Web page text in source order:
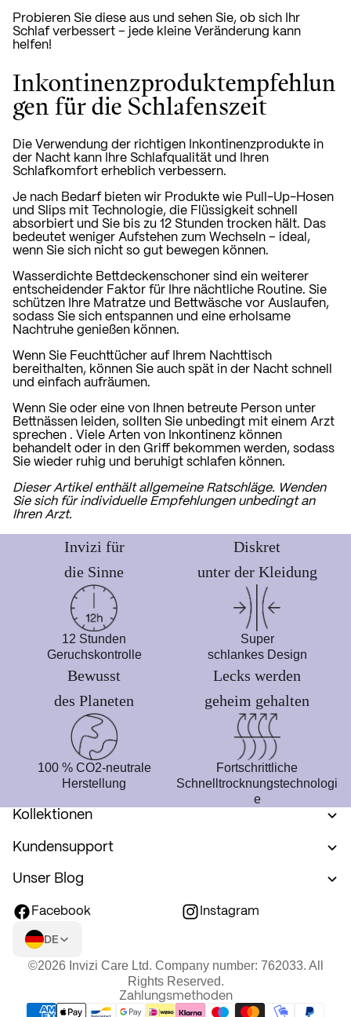
Probieren Sie diese aus und sehen Sie, ob sich Ihr
Schlaf verbessert – jede kleine Veränderung kann
helfen!
Inkontinenzproduktempfehlun
gen für die Schlafenszeit
Die Verwendung der richtigen Inkontinenzprodukte in
der Nacht kann Ihre Schlafqualität und Ihren
Schlafkomfort erheblich verbessern.
Je nach Bedarf bieten wir Produkte wie Pull-Up-Hosen
und Slips mit Technologie, die Flüssigkeit schnell
absorbiert und Sie bis zu 12 Stunden trocken hält. Das
bedeutet weniger Aufstehen zum Wechseln – ideal,
wenn Sie sich nicht so gut bewegen können.
Wasserdichte Bettdeckenschoner sind ein weiterer
entscheidender Faktor für Ihre nächtliche Routine. Sie
schützen Ihre Matratze und Bettwäsche vor Auslaufen,
sodass Sie sich entspannen und eine erholsame
Nachtruhe genießen können.
Wenn Sie Feuchttücher auf Ihrem Nachttisch
bereithalten, können Sie auch spät in der Nacht schnell
und einfach aufräumen.
Wenn Sie oder eine von Ihnen betreute Person unter
Bettnässen leiden, sollten Sie unbedingt mit einem Arzt
sprechen . Viele Arten von Inkontinenz können
behandelt oder in den Griff bekommen werden, sodass
Sie wieder ruhig und beruhigt schlafen können.
Dieser Artikel enthält allgemeine Ratschläge. Wenden
Sie sich für individuelle Empfehlungen unbedingt an
Ihren Arzt.
Invizi für
die Sinne
12 Stunden
Geruchskontrolle
Diskret
unter der Kleidung
Super
schlankes Design
Bewusst
des Planeten
100 % CO2-neutrale
Herstellung
Lecks werden
geheim gehalten
Fortschrittliche
Schnelltrocknungstechnologi
e
Kollektionen
Kundensupport
Unser Blog
Facebook Instagram
DE
©2026 Invizi Care Ltd. Company number: 762033. All
Rights Reserved.
Zahlungsmethoden